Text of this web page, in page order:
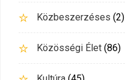
Közbeszerzéses (2)
Közösségi Élet (86)